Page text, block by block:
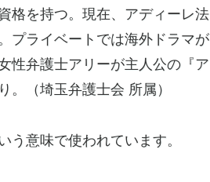
格を持つ。現在、アディーレ法
プライベートでは海外ドラマが
性弁護士アリーが主人公の『ア
。（埼玉弁護士会 所属）
う意味で使われています。